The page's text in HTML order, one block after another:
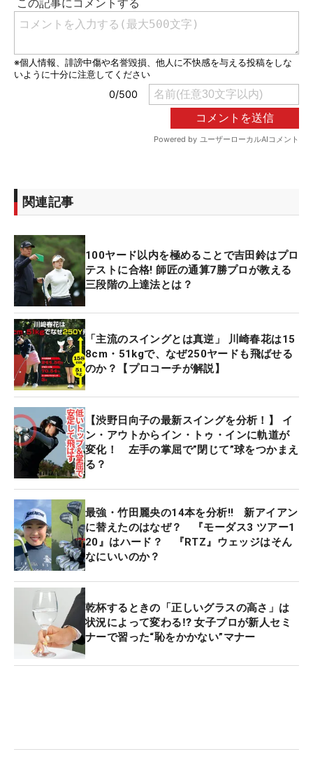
関連記事
100ヤード以内を極めることで吉田鈴はプロ
テストに合格! 師匠の通算7勝プロが教える
三段階の上達法とは？
「主流のスイングとは真逆」 川崎春花は15
8cm・51kgで、なぜ250ヤードも飛ばせる
のか？【プロコーチが解説】
【渋野日向子の最新スイングを分析！】 イ
ン・アウトからイン・トゥ・インに軌道が
変化！ 左手の掌屈で”閉じて”球をつかまえ
る？
最強・竹田麗央の14本を分析‼ 新アイアン
に替えたのはなぜ？ 『モーダス3 ツアー1
20』はハード？ 『RTZ』ウェッジはそん
なにいいのか？
乾杯するときの「正しいグラスの高さ」は
状況によって変わる⁉ 女子プロが新人セミ
ナーで習った“恥をかかない”マナー